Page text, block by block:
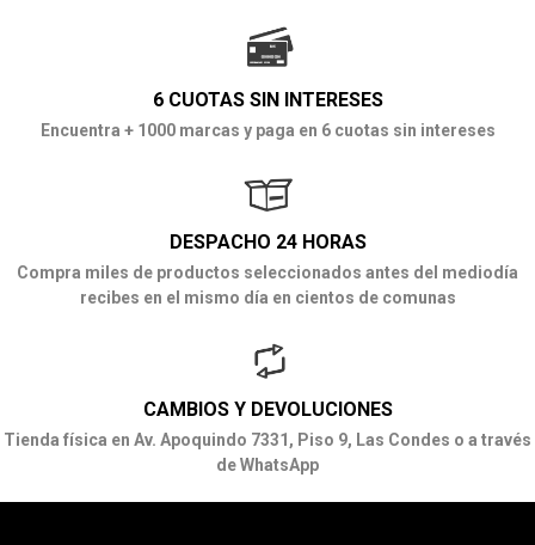
6 CUOTAS SIN INTERESES
Encuentra + 1000 marcas y paga en 6 cuotas sin intereses
DESPACHO 24 HORAS
Compra miles de productos seleccionados antes del mediodía
recibes en el mismo día en cientos de comunas
CAMBIOS Y DEVOLUCIONES
Tienda física en Av. Apoquindo 7331, Piso 9, Las Condes o a través
de WhatsApp